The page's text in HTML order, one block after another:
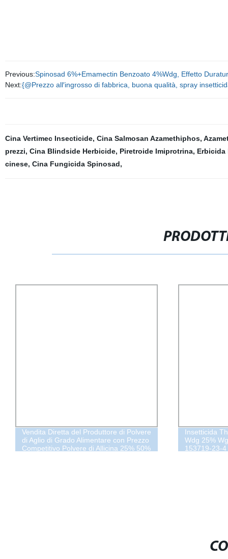
Previous:Spinosad 6%+Emamectin Benzoato 4%Wdg, Effetto
Next:{@Prezzo all′ingrosso di fabbrica, buona qualità, spray
Cina Vertimec Insecticide, Cina Salmosan Azamethiphos,
prezzi, Cina Blindside Herbicide, Piretroide Imiprotrina, Erbicida
cinese, Cina Fungicida Spinosad,
Vendita Diretta del Produttore di Polvere
di Aglio di Grado Alimentare con Prezzo
Competitivo Polvere di Allicina 25% 50%
Insetticida
Wdg 25%
153719-23-4